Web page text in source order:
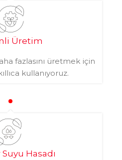
Üretim
fazlasını üretmek için
kullanıyoruz.
Hasadı